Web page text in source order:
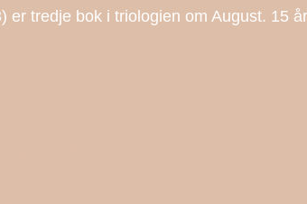
er tredje bok i triologien om August. 15